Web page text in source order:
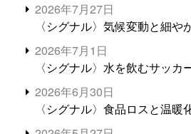
2026年7月27日
〈シグナル〉気候変動と細や
2026年7月1日
〈シグナル〉水を飲むサッカ
2026年6月30日
〈シグナル〉食品ロスと温暖